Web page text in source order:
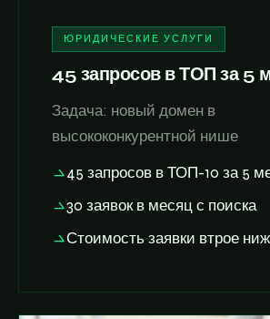
ЮРИДИЧЕСКИЕ УСЛУГИ
45 запросов в ТОП за 5
Задача: новый домен в
высококонкурентной нише
45 запросов в ТОП-10 за 5
30 заявок в месяц с поиска
Стоимость заявки втрое